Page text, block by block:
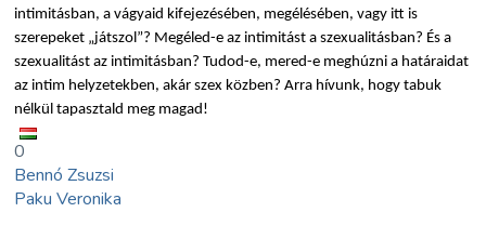
intimitásban, a vágyaid kifejezésében, megélésében, vagy itt is
szerepeket „játszol”? Megéled-e az intimitást a szexualitásban? És a
szexualitást az intimitásban? Tudod-e, mered-e meghúzni a határaidat
az intim helyzetekben, akár szex közben? Arra hívunk, hogy tabuk
nélkül tapasztald meg magad!
0
Bennó Zsuzsi
Paku Veronika